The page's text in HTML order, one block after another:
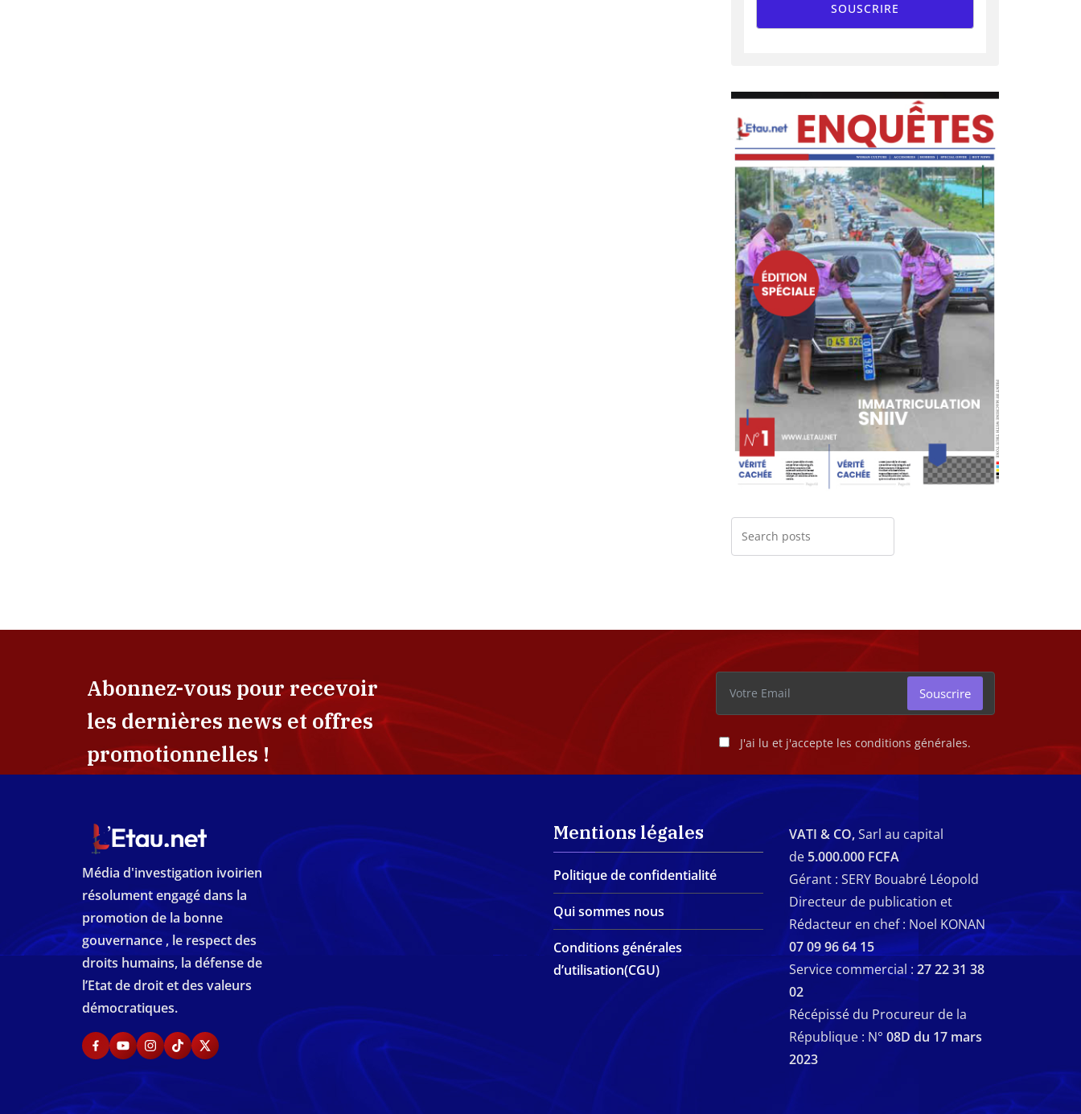
SOUSCRIRE
Abonnez-vous pour recevoir
les dernières news et offres
promotionnelles !
J'ai lu et j'accepte les conditions générales.
Souscrire
Média d'investigation ivoirien
résolument engagé dans la
promotion de la bonne
gouvernance , le respect des
droits humains, la défense de
l’Etat de droit et des valeurs
démocratiques.
Mentions légales
Politique de confidentialité
Qui sommes nous
Conditions générales
d’utilisation(CGU)
VATI & CO,Sarl au capital
de 5.000.000 FCFA
Gérant : SERY Bouabré Léopold
Directeur de publication et
Rédacteur en chef : Noel KONAN
07 09 96 64 15
Service commercial : 27 22 31 38
02
Récépissé du Procureur de la
République : N° 08D du 17 mars
2023